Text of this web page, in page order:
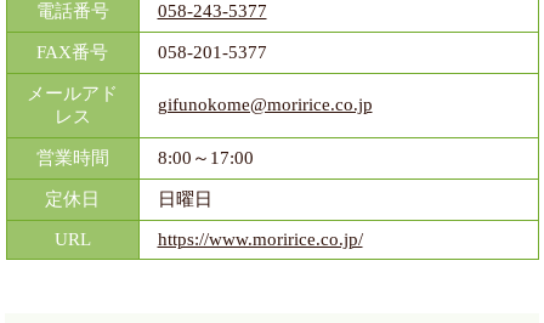
電話番号 058-243-5377
FAX番号 058-201-5377
メールアド
レス
gifunokome@moririce.co.jp
営業時間 8:00～17:00
定休日 日曜日
URL https://www.moririce.co.jp/